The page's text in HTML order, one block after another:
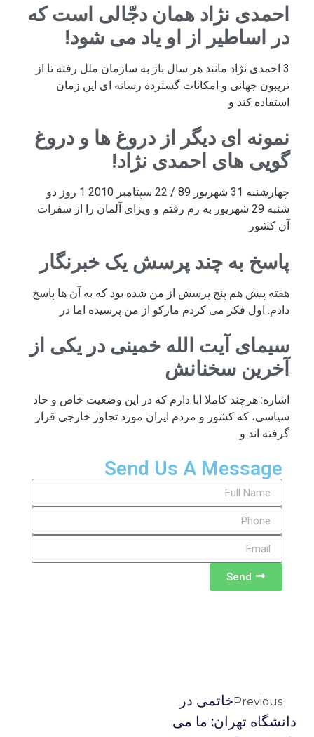
احمدی نژاد همان دجّالی است که
در اساطیر از او یاد می شود!
3 احمدی نژاد مانند هر سال باز به سازمان ملل رفته تا از
تریبون جهانی و امکانات گستردة رسانه ای این زمان
استفاده کند و
نمونه ای دیگر از دروغ ها و دروغ
گویی های احمدی نژاد!
چهارشنبه 31 شهریور 89 / 22 سپتامبر 2010 1 روز دو
شنبه 29 شهریور به رم رفتم و ویزای آلمان را از سفرات
آن کشور
پاسخ به چند پرسش یک خبرنگار
هفته پیش هم پنج پرسش از من شده بود که به آن ها پاسخ
دادم. اول فکر می کردم مارکو از من پرسیده اما در
سیمای آیت الله خمینی در یکی از
آخرین سخنانش
اشاره: هرچند کاملا ابا دارم که در این وضعیت خاص و حاد
سیاسی، که کشور و مردم ایران مورد تجاوز خارجی قرار
گرفته اند و
Send Us A Message
Send
Previous خاتمی در
دانشگاه تهران: ما می